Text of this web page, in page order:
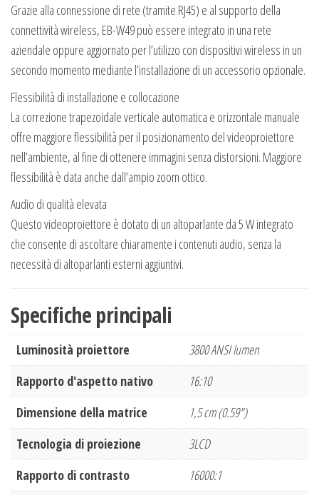
Grazie alla connessione di rete (tramite RJ45) e al supporto della
connettività wireless, EB-W49 può essere integrato in una rete
aziendale oppure aggiornato per l’utilizzo con dispositivi wireless in un
secondo momento mediante l’installazione di un accessorio opzionale.
Flessibilità di installazione e collocazione
La correzione trapezoidale verticale automatica e orizzontale manuale
offre maggiore flessibilità per il posizionamento del videoproiettore
nell’ambiente, al fine di ottenere immagini senza distorsioni. Maggiore
flessibilità è data anche dall’ampio zoom ottico.
Audio di qualità elevata
Questo videoproiettore è dotato di un altoparlante da 5 W integrato
che consente di ascoltare chiaramente i contenuti audio, senza la
necessità di altoparlanti esterni aggiuntivi.
Specifiche principali
Luminosità proiettore
3800 ANSI lumen
Rapporto d'aspetto nativo
16:10
Dimensione della matrice
1,5 cm (0.59")
Tecnologia di proiezione
3LCD
Rapporto di contrasto
16000:1